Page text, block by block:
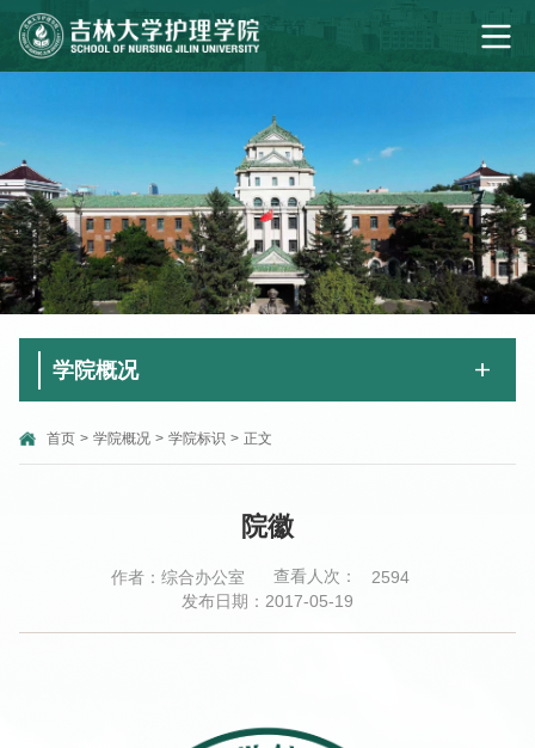
学院概况
首页 > 学院概况 > 学院标识 > 正文
院徽
作者：综合办公室 查看人次：
2594
发布日期：2017-05-19